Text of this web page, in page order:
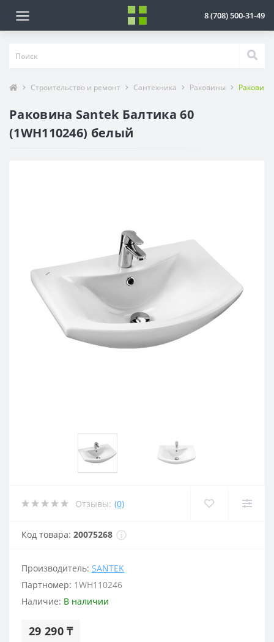
8 (708) 500-31-49
Строительство и ремонт Сантехника Раковины
Раковина Santek Балтика 60
(1WH110246) белый
Отзывы: (0)
Код товара: 20075268
Производитель: SANTEK
Партномер: 1WH110246
Наличие: В наличии
29 290 ₸